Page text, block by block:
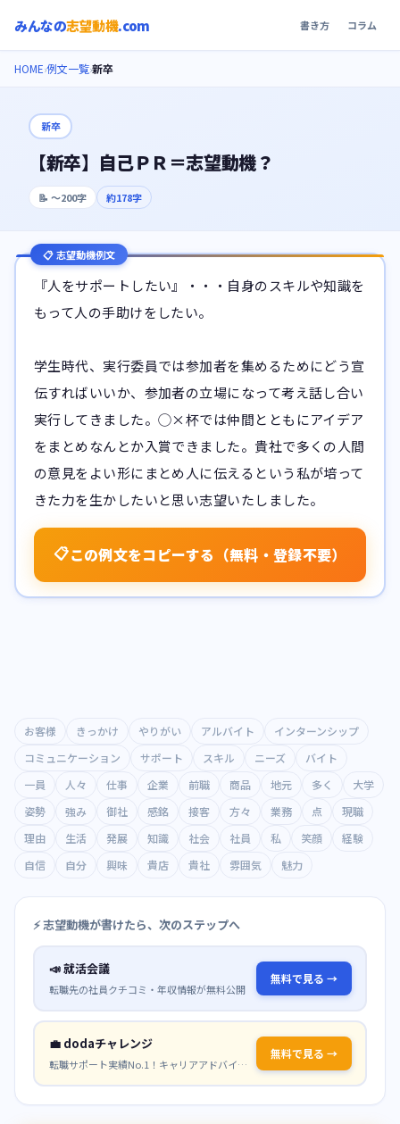
みんなの志望動機.com 書き方 コラム
HOME›例文一覧›新卒
新卒
【新卒】自己ＰＲ＝志望動機？
📝 〜200字 約178字
📋 志望動機例文
『人をサポートしたい』・・・自身のスキルや知識を
もって人の手助けをしたい。
学生時代、実行委員では参加者を集めるためにどう宣
伝すればいいか、参加者の立場になって考え話し合い
実行してきました。◯×杯では仲間とともにアイデア
をまとめなんとか入賞できました。貴社で多くの人間
の意見をよい形にまとめ人に伝えるという私が培って
きた力を生かしたいと思い志望いたしました。
📋この例文をコピーする（無料・登録不要）
お客様 きっかけ やりがい アルバイト
インターンシップ
コミュニケーション
サポート スキル ニーズ
バイト
一員
人々 仕事 企業 前職 商品 地元 多く
大学
姿勢
強み 御社 感銘 接客 方々 業務 点
現職
理由
生活 発展 知識 社会 社員 私 笑顔
経験
自信
自分 興味 貴店 貴社 雰囲気 魅力
⚡ 志望動機が書けたら、次のステップへ
📣就活会議
転職先の社員クチコミ・年収情報が無料公開
無料で見る →
💼 dodaチャレンジ
転職サポート実績No.1！キャリアアドバイザーが無料サポート
無料で見る →